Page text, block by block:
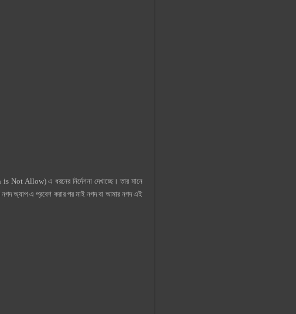
Not Allow) এ ধরনের নির্দেশনা দেখাচ্ছে। তার মানে
অ্যাপ এ প্রবেশ করার পর মাই নগদ বা আমার নগদ এই